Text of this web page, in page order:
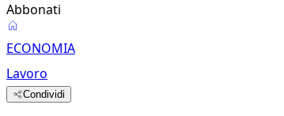
Abbonati
ECONOMIA
Lavoro
Condividi